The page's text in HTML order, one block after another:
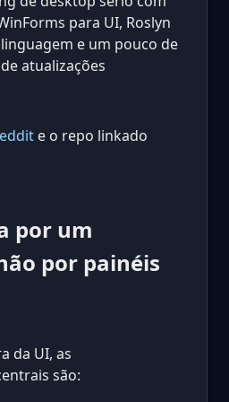
para UI, Roslyn
e um pouco de
atualizações
e o repo linkado
por um
por painéis
da UI, as
são: